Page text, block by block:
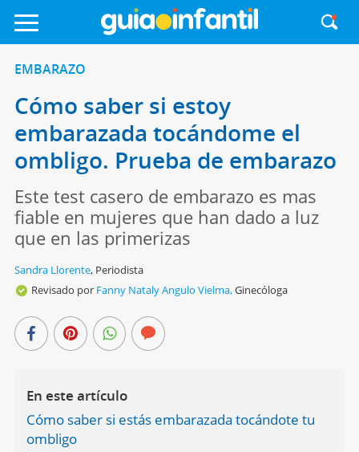
EMBARAZO
Cómo saber si estoy
embarazada tocándome el
ombligo. Prueba de embarazo
Este test casero de embarazo es mas
fiable en mujeres que han dado a luz
que en las primerizas
Sandra Llorente, Periodista
Revisado por Fanny Nataly Angulo Vielma,Ginecóloga
En este artículo
Cómo saber si estás embarazada tocándote tu
ombligo